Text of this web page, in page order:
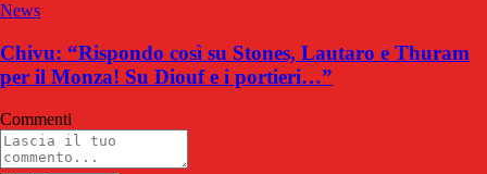
News
Chivu: “Rispondo così su Stones, Lautaro e Thuram
per il Monza! Su Diouf e i portieri…”
Commenti